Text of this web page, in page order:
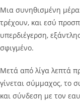
Μια συνηθισμένη
τρέχουν, και εσύ
υπερδιέγερση,
σφιγμένο.
Μετά από λίγα λεπτά
γίνεται σύμμαχος, το
και σύνδεση με τον